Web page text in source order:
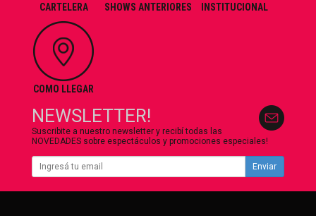
CARTELERA SHOWS ANTERIORES INSTITUCIONAL
COMO LLEGAR
NEWSLETTER!
Suscribite a nuestro newsletter y recibí todas las
NOVEDADES sobre espectáculos y promociones especiales!
Enviar